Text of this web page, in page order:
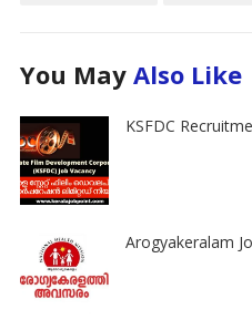
You May Also Like
KSFDC
Arogyakeralam